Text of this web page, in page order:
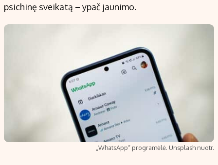
psichinę sveikatą – ypač jaunimo.
„WhatsApp“ programėlė. Unsplash nuotr.